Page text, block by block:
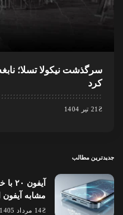
سرگذشت نیکولا تسلا؛
کرد
21 تیر 1404
جدیدترین مطالب
مشابه
14 مرداد 1405